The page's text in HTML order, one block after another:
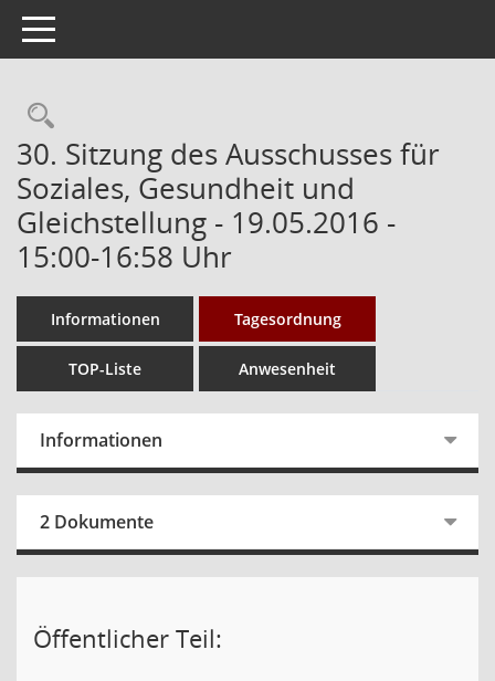
Toggle navigation
Rechercheauswahl
30. Sitzung des Ausschusses für
Soziales, Gesundheit und
Gleichstellung - 19.05.2016 -
15:00-16:58 Uhr
Informationen Tagesordnung
TOP-Liste Anwesenheit
Informationen
2 Dokumente
Öffentlicher Teil: